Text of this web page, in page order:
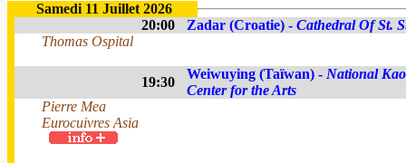
Samedi 11 Juillet 2026
20:00
Zadar (Croatie) - Cathedral Of St.
Thomas Ospital
19:30
Weiwuying (Taïwan) - National
Center for the Arts
Pierre Mea
Eurocuivres Asia